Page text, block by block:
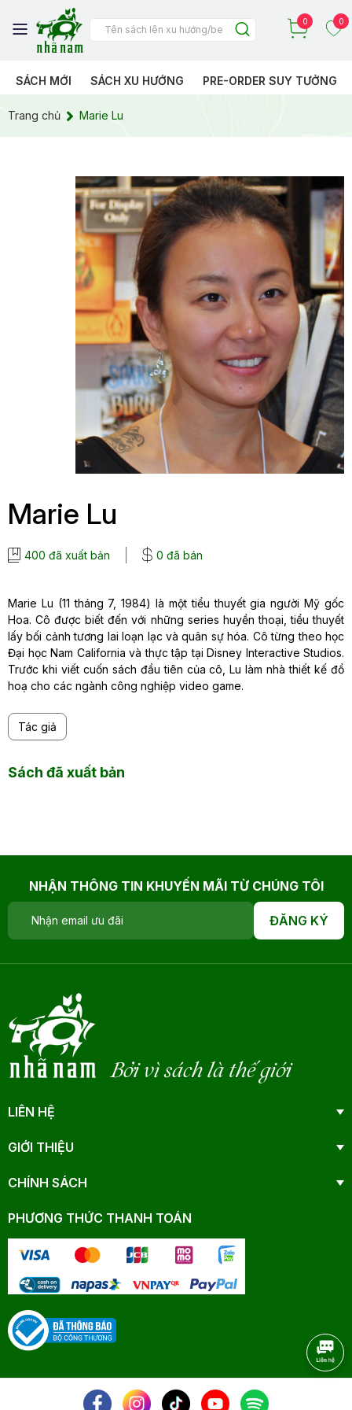
0 0
SÁCH MỚI SÁCH XU HƯỚNG PRE-ORDER SUY TƯỞNG
Trang chủ Marie Lu
Marie Lu
400 đã xuất bản 0 đã bán
Marie Lu (11 tháng 7, 1984) là một tiểu thuyết gia người Mỹ gốc
Hoa. Cô được biết đến với những series huyền thoại, tiểu thuyết
lấy bối cảnh tương lai loạn lạc và quân sự hóa. Cô từng theo học
Đại học Nam California và thực tập tại Disney Interactive Studios.
Trước khi viết cuốn sách đầu tiên của cô, Lu làm nhà thiết kế đồ
hoạ cho các ngành công nghiệp video game.
Tác giả
Sách đã xuất bản
NHẬN THÔNG TIN KHUYẾN MÃI TỪ CHÚNG TÔI
ĐĂNG KÝ
Bởi vì sách là thế giới
LIÊN HỆ
GIỚI THIỆU
CHÍNH SÁCH
PHƯƠNG THỨC THANH TOÁN